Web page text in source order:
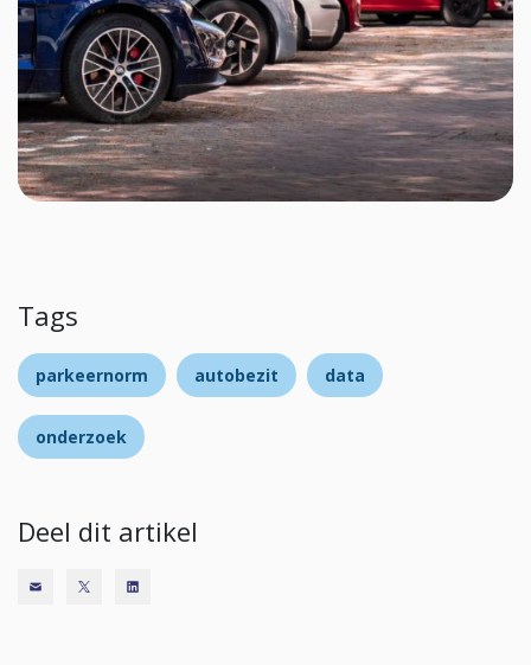
Tags
parkeernorm autobezit data
onderzoek
Deel dit artikel